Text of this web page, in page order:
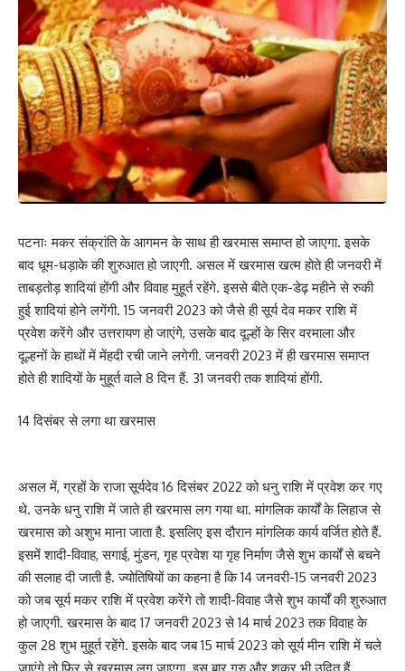
पटनाः मकर संक्रांति के आगमन के साथ ही खरमास समाप्त हो जाएगा. इसके
बाद धूम-धड़ाके की शुरुआत हो जाएगी. असल में खरमास खत्म होते ही जनवरी में
ताबड़तोड़ शादियां होंगी और विवाह मुहूर्त रहेंगे. इससे बीते एक-डेढ़ महीने से रुकी
हुई शादियां होने लगेंगी. 15 जनवरी 2023 को जैसे ही सूर्य देव मकर राशि में
प्रवेश करेंगे और उत्तरायण हो जाएंगे, उसके बाद दूल्हों के सिर वरमाला और
दूल्हनों के हाथों में मेंहदी रची जाने लगेगी. जनवरी 2023 में ही खरमास समाप्त
होते ही शादियों के मुहूर्त वाले 8 दिन हैं. 31 जनवरी तक शादियां होंगी.
14 दिसंबर से लगा था खरमास
असल में, ग्रहों के राजा सूर्यदेव 16 दिसंबर 2022 को धनु राशि में प्रवेश कर गए
थे. उनके धनु राशि में जाते ही खरमास लग गया था. मांगलिक कार्यों के लिहाज से
खरमास को अशुभ माना जाता है. इसलिए इस दौरान मांगलिक कार्य वर्जित होते हैं.
इसमें शादी-विवाह, सगाई, मुंडन, गृह प्रवेश या गृह निर्माण जैसे शुभ कार्यों से बचने
की सलाह दी जाती है. ज्योतिषियों का कहना है कि 14 जनवरी-15 जनवरी 2023
को जब सूर्य मकर राशि में प्रवेश करेंगे तो शादी-विवाह जैसे शुभ कार्यों की शुरुआत
हो जाएगी. खरमास के बाद 17 जनवरी 2023 से 14 मार्च 2023 तक विवाह के
कुल 28 शुभ मुहूर्त रहेंगे. इसके बाद जब 15 मार्च 2023 को सूर्य मीन राशि में चले
जाएंगे तो फिर से खरमास लग जाएगा. इस बार गुरु और शुक्र भी उदित हैं,